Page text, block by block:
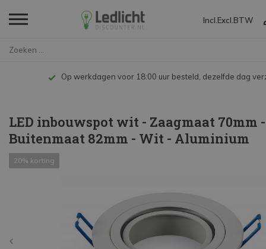
Incl. Excl. BTW
Op werkdagen voor 18:00 uur besteld, dezelfde dag
LED inbouwspot wit - Zaagmaat 70mm -
Buitenmaat 82mm - Wit - Aluminium
20% korting